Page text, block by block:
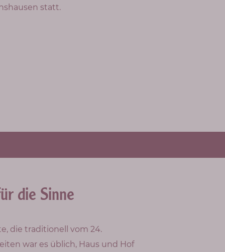
statt.
die Sinne
die traditionell vom 24.
war es üblich, Haus und Hof